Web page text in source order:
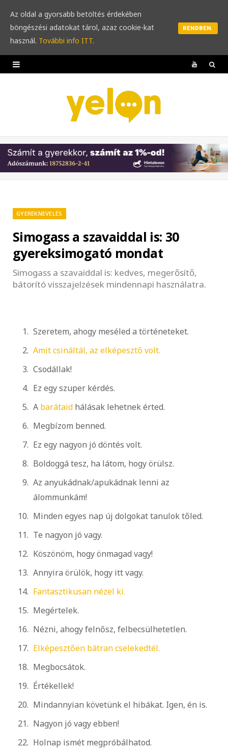
Y
u
b
e
GYEREKNEVELÉS
Simogass a szavaiddal is: 30
gyereksimogató mondat
Simogass a szavaiddal is: kedves, megerősítő,
bátorító visszajelzések mindennapi használatra.
Szeretem, ahogy meséled a történeteket.
Amit csináltál, az elképesztő volt.
Csodállak!
Ez egy szuper kérdés.
A barátaid hálásak lehetnek érted.
Megbízom benned.
Ez egy nagyon jó döntés volt.
Boldoggá tesz, ha látom, hogy örülsz.
Az anyukádnak/apukádnak lenni az
álommunkám!
Minden egyes nap új dolgokat tanulok tőled.
Te nagyon jó vagy.
Köszönöm, hogy önmagad vagy!
Annyira örülök, hogy itt vagy.
Fantasztikusan nézel ki.
Megértelek.
Nézni, ahogy felnősz, felbecsülhetetlen.
Elképesztően bátran cselekedtél.
Megbocsátok.
Értékellek!
Mindannyian követünk el hibákat. Igen, én is.
Nagyon jó vagy ebben!
Holnap ismét megpróbálhatod.
Az oldal a gyorsabb betöltés érdekében
böngészési adatokat tárol, azaz cookie-kat
használ. További info ITT.
RENDBEN.